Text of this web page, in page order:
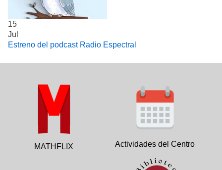
15
Jul
Estreno del podcast Radio Espectral
MATHFLIX Actividades del Centro